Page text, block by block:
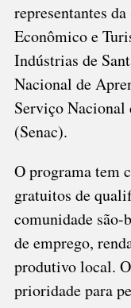
representantes
Econômico e
Indústrias de
Nacional de
Serviço
(Senac).
O programa tem
gratuitos de
comunidade são-
de emprego,
produtivo local.
prioridade para